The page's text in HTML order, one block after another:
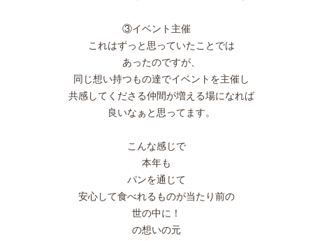
③イベント主催
これはずっと思っていたことでは
あったのですが、
同じ想い持つもの達でイベントを主催し
共感してくださる仲間が増える場になれば
良いなぁと思ってます。
こんな感じで
本年も
パンを通じて
安心して食べれるものが当たり前の
世の中に！
の想いの元